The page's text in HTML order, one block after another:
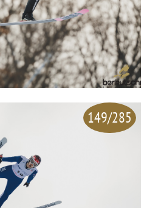
149/285